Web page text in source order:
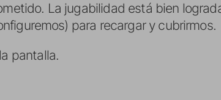
La jugabilidad está bien
para recargar y cubrirmos.
pantalla.